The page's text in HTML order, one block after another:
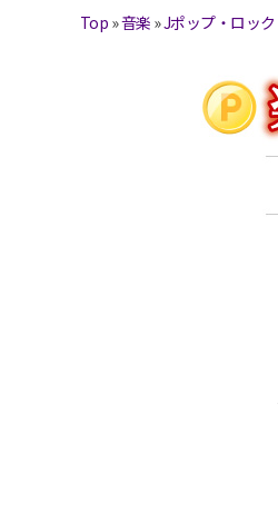
Top »音楽 »Jポップ・ロック